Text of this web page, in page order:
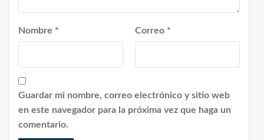
Nombre * Correo *
Guardar mi nombre, correo electrónico y sitio web
en este navegador para la próxima vez que haga un
comentario.